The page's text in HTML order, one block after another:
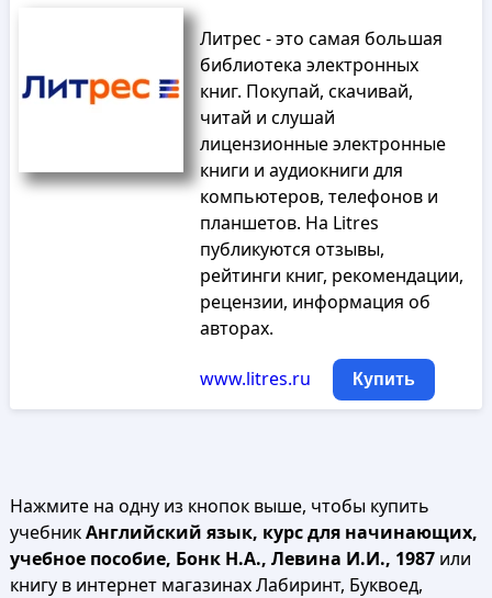
Литрес - это самая большая
библиотека электронных
книг. Покупай, скачивай,
читай и слушай
лицензионные электронные
книги и аудиокниги для
компьютеров, телефонов и
планшетов. На Litres
публикуются отзывы,
рейтинги книг, рекомендации,
рецензии, информация об
авторах.
www.litres.ru Купить
Нажмите на одну из кнопок выше, чтобы купить
учебникАнглийский язык, курс для начинающих,
учебное пособие, Бонк Н.А., Левина И.И., 1987или
книгу в интернет магазинах Лабиринт, Буквоед,